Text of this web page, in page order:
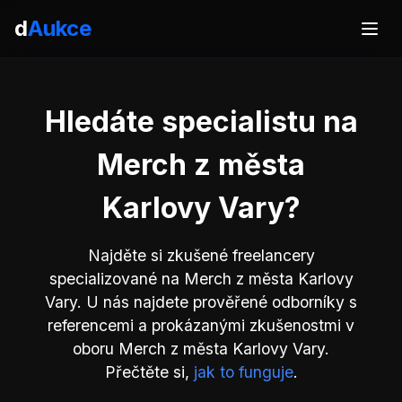
dAukce
Hledáte specialistu na
Merch z města
Karlovy Vary?
Najděte si zkušené freelancery
specializované na Merch z města Karlovy
Vary. U nás najdete prověřené odborníky s
referencemi a prokázanými zkušenostmi v
oboru Merch z města Karlovy Vary.
Přečtěte si, jak to funguje.